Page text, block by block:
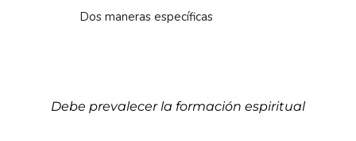
Dos maneras específicas
Debe prevalecer la formación espiritual